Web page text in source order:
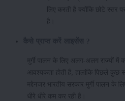
लिए करती है क्योंकि छोटे स्तर
है।
मुर्गी पालन के लिए अलग-अलग राज्यों में
आवश्यकता होती है, हालांकि पिछले कुछ
मद्देनजर भारतीय सरकार मुर्गी पालन
धीरे धीरे कम कर रही है।